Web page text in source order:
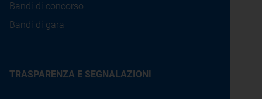
Bandi di concorso
Bandi di gara
TRASPARENZA E SEGNALAZIONI